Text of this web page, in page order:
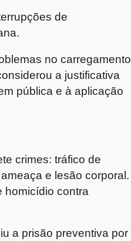
de
no carregamento
a justificativa
pública e à aplicação
crimes: tráfico de
e lesão corporal.
homicídio contra
a prisão preventiva por